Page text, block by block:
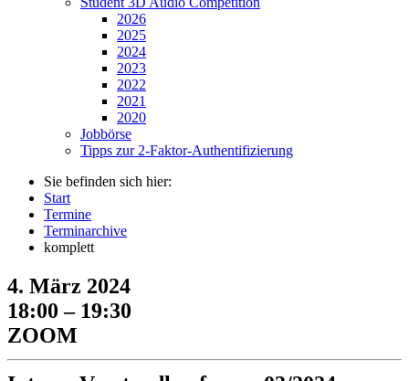
2026
2025
2024
2023
2022
2021
2020
Jobbörse
Tipps zur 2-Faktor-Authentifizierung
Sie befinden sich hier:
Start
Termine
Terminarchive
komplett
4. März 2024
18:00 – 19:30
ZOOM